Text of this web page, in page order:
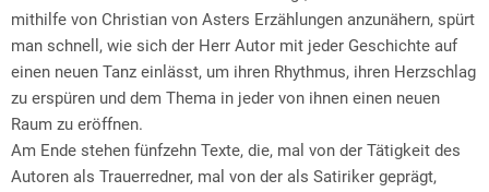
mithilfe von Christian von Asters Erzählungen anzunähern, spürt
man schnell, wie sich der Herr Autor mit jeder Geschichte auf
einen neuen Tanz einlässt, um ihren Rhythmus, ihren Herzschlag
zu erspüren und dem Thema in jeder von ihnen einen neuen
Raum zu eröffnen.
Am Ende stehen fünfzehn Texte, die, mal von der Tätigkeit des
Autoren als Trauerredner, mal von der als Satiriker geprägt,